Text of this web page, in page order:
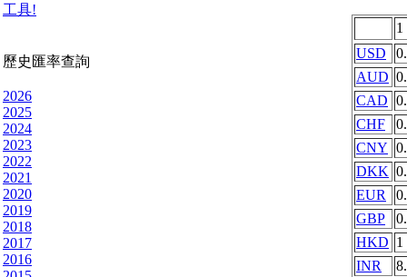
工具!
歷史匯率查詢
2026
2025
2024
2023
2022
2021
2020
2019
2018
2017
2016
1
USD
AUD
CAD
CHF
CNY
DKK
EUR
GBP
HKD 1
INR